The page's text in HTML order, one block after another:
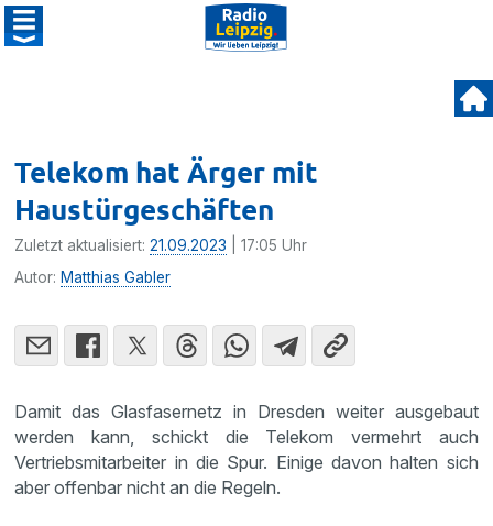
Telekom hat Ärger mit
Haustürgeschäften
Zuletzt aktualisiert:21.09.2023 | 17:05 Uhr
Autor: Matthias Gabler
Damit das Glasfasernetz in Dresden weiter ausgebaut
werden kann, schickt die Telekom vermehrt auch
Vertriebsmitarbeiter in die Spur. Einige davon halten sich
aber offenbar nicht an die Regeln.